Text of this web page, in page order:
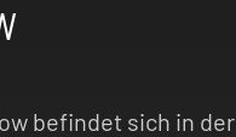
befindet sich in der